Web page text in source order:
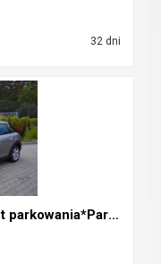
32 dni
Mini 36tys*Klimatronik*Asystent parkowania*Parki p...